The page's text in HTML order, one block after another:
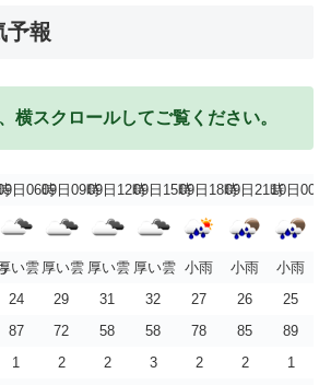
予報
横スクロールしてご覧ください。
日06時09日09時09日12時09日15時09日18時09日21時10日00時
い雲 厚い雲 厚い雲 厚い雲 小雨 小雨
小雨
24 29 31 32 27 26
25
87 72 58 58 78 85
89
1 2 2 3 2 2
1